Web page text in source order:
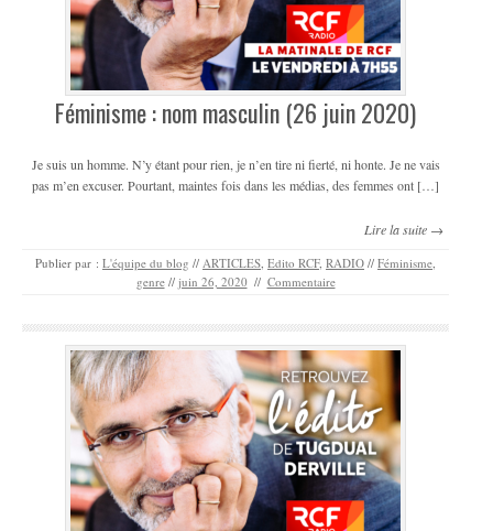
Féminisme : nom masculin (26 juin 2020)
Je suis un homme. N’y étant pour rien, je n’en tire ni fierté, ni honte. Je ne vais
pas m’en excuser. Pourtant, maintes fois dans les médias, des femmes ont […]
Lire la suite →
Publier par : L'équipe du blog // ARTICLES Edito RCF, RADIO // Féminisme
genre // juin 26, 2020 // Commentaire